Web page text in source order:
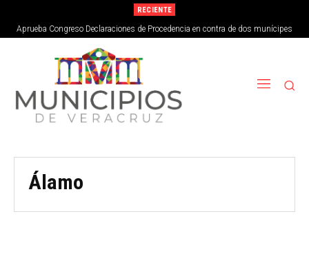
RECIENTE
Aprueba Congreso Declaraciones de Procedencia en contra de dos munícipes
Álamo